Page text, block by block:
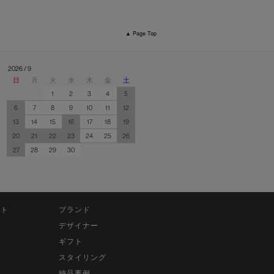
▲ Page Top
2026 / 9
日
月 火 水 木 金
土
1
2 3 4
5
6
7 8 9 10 11
12
13
14 15 16 17 18
19
20
21 22 23 24 25
26
27
28 29 30
ブランド
デザイナー
ギフト
スタイリング